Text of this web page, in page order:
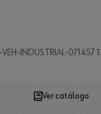
VEH-INDUSTRIAL-071457
Loading...
Ver catálogo